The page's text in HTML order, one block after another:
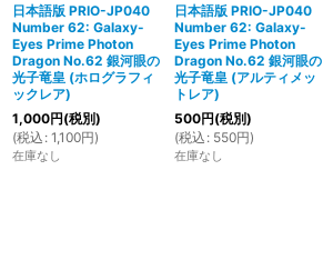
日本語版 PRIO-JP040
Number 62: Galaxy-
Eyes Prime Photon
Dragon No.62 銀河眼の
光子竜皇 (ホログラフィ
ックレア)
1,000円(税別)
(税込 : 1,100円)
在庫なし
日本語版 PRIO-JP040
Number 62: Galaxy-
Eyes Prime Photon
Dragon No.62 銀河眼の
光子竜皇 (アルティメッ
トレア)
500円(税別)
(税込 : 550円)
在庫なし